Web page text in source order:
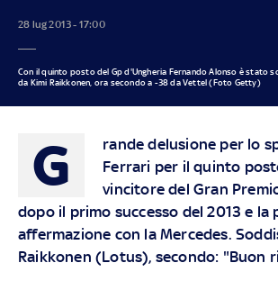
28 lug 2013 - 17:00
Con il quinto posto del Gp d'Ungheria Fernando Alonso è stato
da Kimi Raikkonen, ora secondo a -38 da Vettel (Foto Getty)
G
rande delusione per lo
Ferrari per il quinto
vincitore del Gran
dopo il primo successo del 2013 e la
affermazione con la Mercedes.
Raikkonen (Lotus), secondo: "Buon